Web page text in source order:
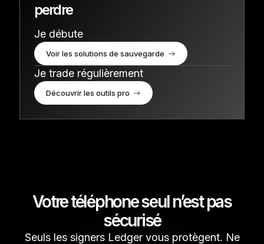
perdre
Je débute
Voir les solutions de sauvegarde
Je trade régulièrement
Découvrir les outils pro
Votre téléphone seul n’est pas
sécurisé
Seuls les signers Ledger vous protègent. Ne